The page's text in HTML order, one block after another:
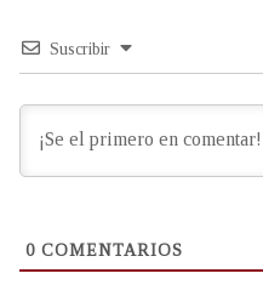
Suscribir
0 COMENTARIOS